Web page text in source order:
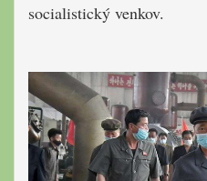
socialistický venkov.